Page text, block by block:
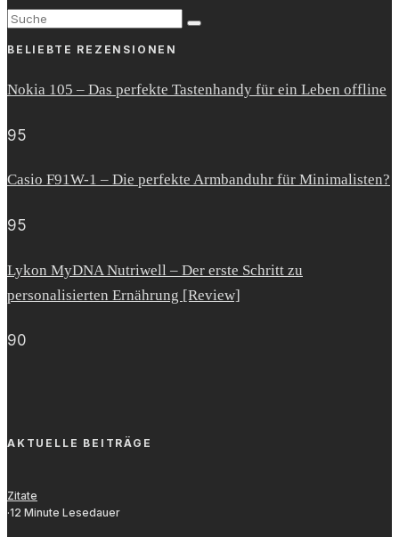
BELIEBTE REZENSIONEN
Nokia 105 – Das perfekte Tastenhandy für ein Leben offline
95
Casio F91W-1 – Die perfekte Armbanduhr für Minimalisten?
95
Lykon MyDNA Nutriwell – Der erste Schritt zu
personalisierten Ernährung [Review]
90
AKTUELLE BEITRÄGE
Zitate
·12 Minute Lesedauer